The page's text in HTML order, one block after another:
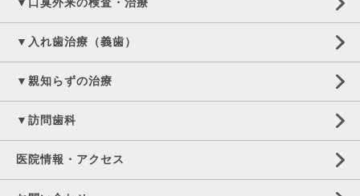
▼入れ歯治療（義歯）
▼親知らずの治療
▼訪問歯科
医院情報・アクセス